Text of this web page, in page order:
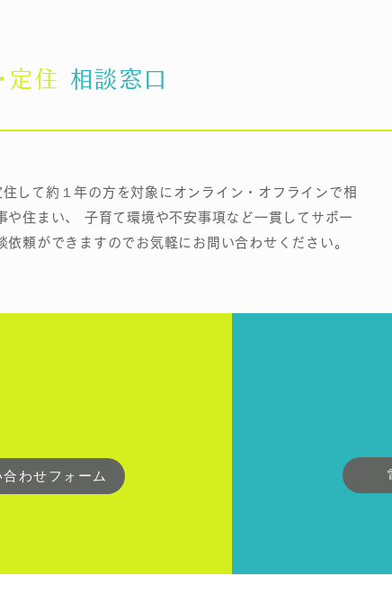
定住 相談窓 口
して約１年の方を対象にオンライン・オフラインで相
住まい、 子育て環境や不安事項など一貫してサポー
頼ができますのでお気軽にお問い合わせください。
合わせフォーム